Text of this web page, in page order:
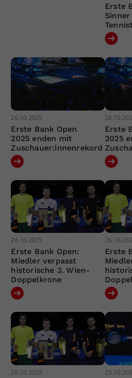
Erste
26.10.2025
Erste Bank Open
2025 enden mit
Zuschauer:innenrekord
Erste
2025
26.10.2025
Erste Bank Open:
Miedler verpasst
historische 3. Wien-
Doppelkrone
Erste
26.10.2025